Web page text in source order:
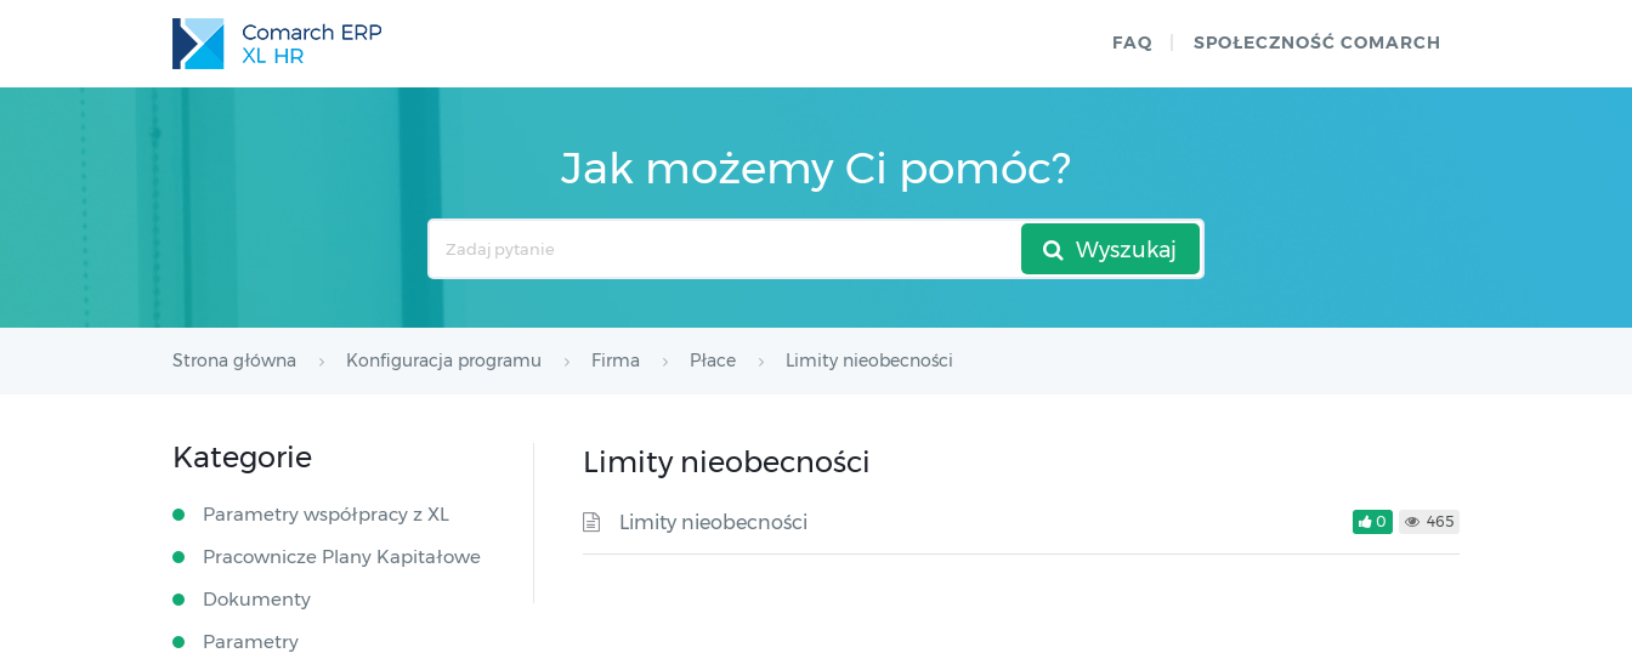
FAQ SPOŁECZNOŚĆ COMARCH
Jak możemy Ci pomóc?
Wyszukaj
Strona główna Konfiguracja programu Firma Płace Limity nieobecności
Limity nieobecności
Limity nieobecności 0 465
Kategorie
Parametry współpracy z XL
Pracownicze Plany Kapitałowe
Dokumenty
Parametry